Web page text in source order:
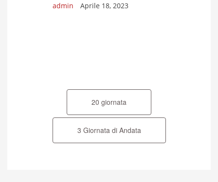
admin Aprile 18, 2023
20 giornata
3 Giornata di Andata